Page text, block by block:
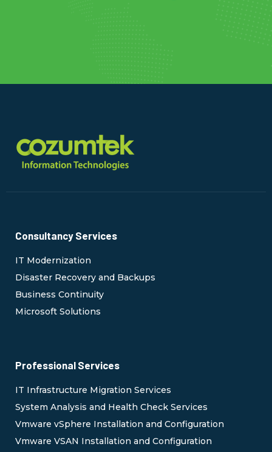
Consultancy Services
IT Modernization
Disaster Recovery and Backups
Business Continuity
Microsoft Solutions
Professional Services
IT Infrastructure Migration Services
System Analysis and Health Check Services
Vmware vSphere Installation and Configuration
Vmware VSAN Installation and Configuration